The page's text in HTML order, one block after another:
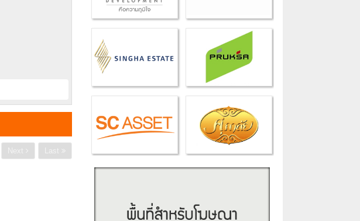
Last
Next